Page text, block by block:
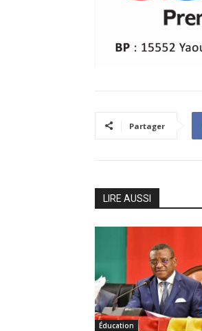
Partager
LIRE AUSSI
Éducation